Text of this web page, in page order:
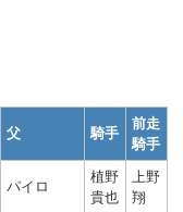
父 騎手
前走
騎手
パイロ
植野
貴也
上野
翔